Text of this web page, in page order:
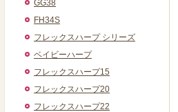
GG38
FH34S
フレックスハープ シリーズ
ベイビーハープ
フレックスハープ15
フレックスハープ20
フレックスハープ22